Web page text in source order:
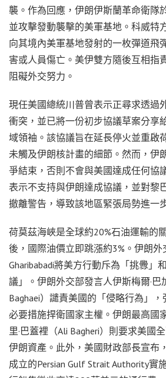
襲。作為回應，伊朗伊斯蘭革命衛隊
並攻擊發動襲擊的美軍基地。科威特
向其境內美軍基地發射的一枚彈道飛
害或人員傷亡。美伊雙方隨後互相指
阻礙外交努力。
現任美國總統川普曾表示正尋求透過
衝突，並已將一份初步協議草案分享
域領袖。該協議旨在延長停火並重啟
未觸及伊朗核計畫的細節。然而，伊
爭結束，否則不會與美國達成任何協
表示不支持與伊朗達成協議，並對黎
撤離警告，導致該地區緊張局勢進一
荷莫茲海峽是全球約20%石油運輸的
後，國際油價立即跳漲約3%。伊朗外
Gharibabadi將美方行動斥為「挑釁」
議」。伊朗外交部發言人伊斯梅爾·巴
Baghaei）譴責美國的「侵略行為」
必要措施捍衛國家主權。伊朗最高國
里·巴蓋裡（Ali Bagheri）則要求美國
伊朗資產。此外，美國財政部長宣布
成立的Persian Gulf Strait Authority實